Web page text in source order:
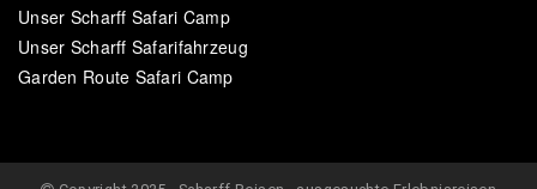
Unser Scharff Safari Camp
Unser Scharff Safarifahrzeug
Garden Route Safari Camp